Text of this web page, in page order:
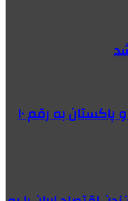
افزایش حجم تجارت بین ایران و پاکستان به رقم ۱۰